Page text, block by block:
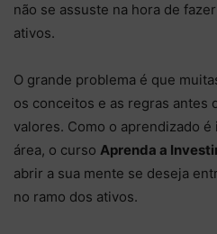
não se assuste na hora de
ativos.
O grande problema é que
os conceitos e as regras antes
valores. Como o aprendizado
área, o curso Aprenda a
abrir a sua mente se deseja
no ramo dos ativos.